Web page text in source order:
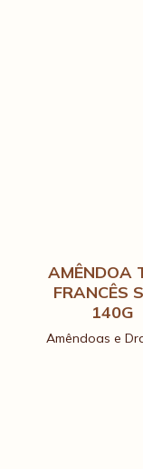
para
Amêndoas e
AMÊNDOA
FRANCÊS
140G